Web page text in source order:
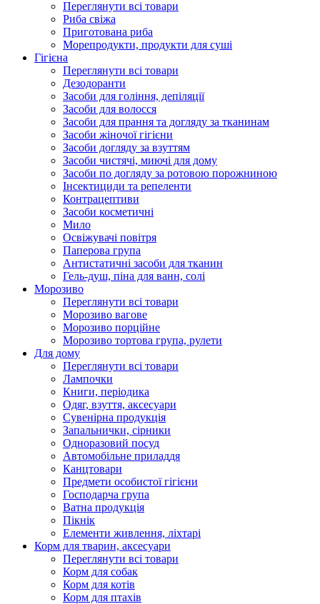
Переглянути всі товари
Риба свіжа
Приготована риба
Морепродукти, продукти для суші
Гігієна
Переглянути всі товари
Дезодоранти
Засоби для гоління, депіляції
Засоби для волосся
Засоби для прання та догляду за тканинам
Засоби жіночої гігієни
Засоби догляду за взуттям
Засоби чистячі, миючі для дому
Засоби по догляду за ротовою порожниною
Інсектициди та репеленти
Контрацептиви
Засоби косметичні
Мило
Освіжувачі повітря
Паперова група
Антистатичні засоби для тканин
Гель-душ, піна для ванн, солі
Морозиво
Переглянути всі товари
Морозиво вагове
Морозиво порційне
Морозиво тортова група, рулети
Для дому
Переглянути всі товари
Лампочки
Книги, періодика
Одяг, взуття, аксесуари
Сувенірна продукція
Запальнички, сірники
Одноразовий посуд
Автомобільне приладдя
Канцтовари
Предмети особистої гігієни
Господарча група
Ватна продукція
Пікнік
Елементи живлення, ліхтарі
Корм для тварин, аксесуари
Переглянути всі товари
Корм для собак
Корм для котів
Корм для птахів